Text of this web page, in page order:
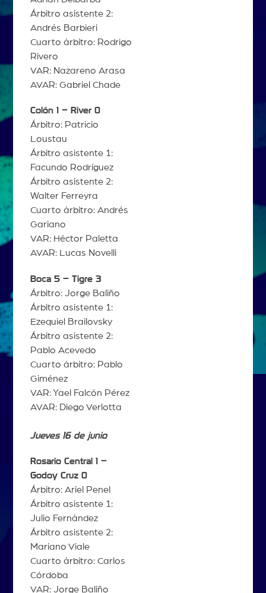
Árbitro asistente 2:
Andrés Barbieri
Cuarto árbitro: Rodrigo
Rivero
VAR: Nazareno Arasa
AVAR: Gabriel Chade
Colón 1 – River 0
Árbitro: Patricio
Loustau
Árbitro asistente 1:
Facundo Rodríguez
Árbitro asistente 2:
Walter Ferreyra
Cuarto árbitro: Andrés
Gariano
VAR: Héctor Paletta
AVAR: Lucas Novelli
Boca 5 – Tigre 3
Árbitro: Jorge Baliño
Árbitro asistente 1:
Ezequiel Brailovsky
Árbitro asistente 2:
Pablo Acevedo
Cuarto árbitro: Pablo
Giménez
VAR: Yael Falcón Pérez
AVAR: Diego Verlotta
Jueves 16 de junio
Rosario Central 1 –
Godoy Cruz 0
Árbitro: Ariel Penel
Árbitro asistente 1:
Julio Fernández
Árbitro asistente 2:
Mariano Viale
Cuarto árbitro: Carlos
Córdoba
VAR: Jorge Baliño